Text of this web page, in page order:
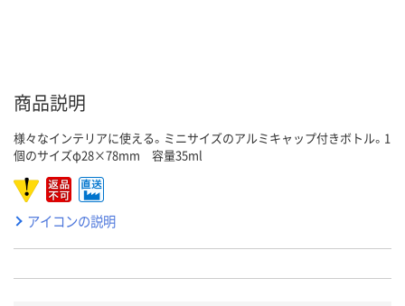
商品説明
様々なインテリアに使える。ミニサイズのアルミキャップ付きボトル。1
個のサイズφ28×78mm 容量35ml
アイコンの説明